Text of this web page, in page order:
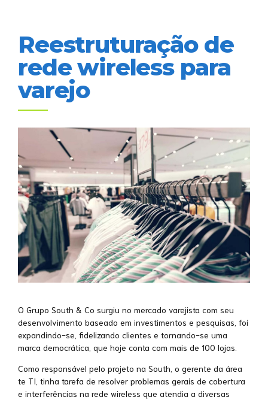
Reestruturação de
rede wireless para
varejo
O Grupo South & Co surgiu no mercado varejista com seu
desenvolvimento baseado em investimentos e pesquisas, foi
expandindo-se, fidelizando clientes e tornando-se uma
marca democrática, que hoje conta com mais de 100 lojas.
Como responsável pelo projeto na South, o gerente da área
te TI, tinha tarefa de resolver problemas gerais de cobertura
e interferências na rede wireless que atendia a diversas